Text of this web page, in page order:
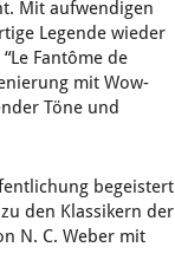
Mit aufwendigen
Legende wieder
Fantôme de
mit Wow-
Töne und
begeistert
den Klassikern der
N. C. Weber mit